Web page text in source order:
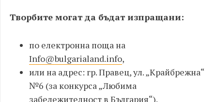
Творбите могат да бъдат изпращани:
по електронна поща на
Info@bulgarialand.info,
или на адрес: гр. Правец, ул. „Крайбрежна“
№6 (за конкурса „Любима
забележителност в България“).